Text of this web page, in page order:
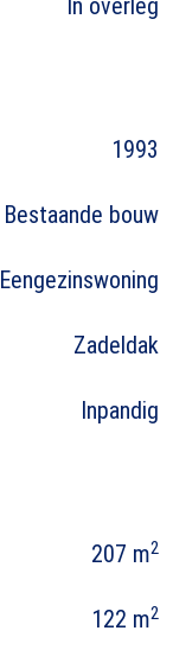
In overleg
1993
Bestaande bouw
Eengezinswoning
Zadeldak
Inpandig
207 m2
122 m2